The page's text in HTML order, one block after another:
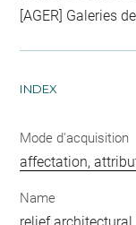
[AGER] Galeries
INDEX
Mode d'acquisition
affectation,
Name